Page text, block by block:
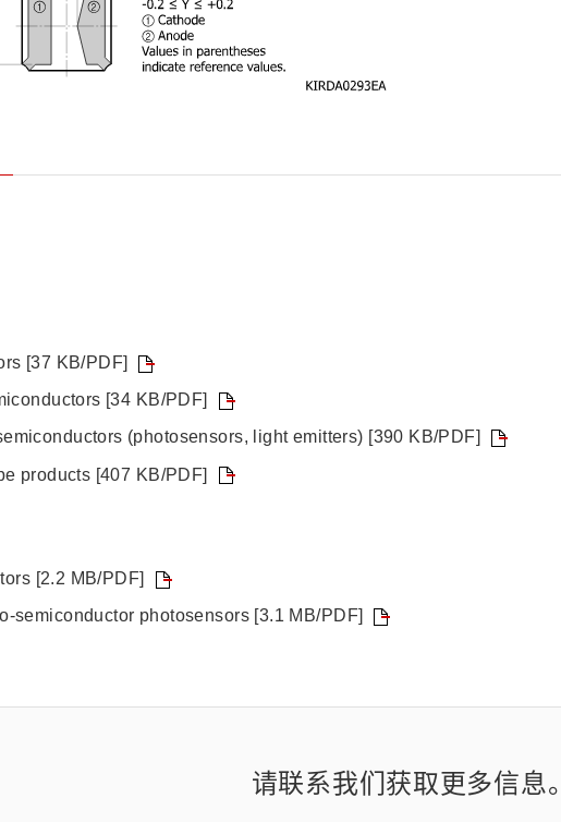
[37 KB/PDF]
[34 KB/PDF]
(photosensors, light emitters) [390 KB/PDF]
products [407 KB/PDF]
[2.2 MB/PDF]
semiconductor photosensors [3.1 MB/PDF]
请联系我们获取更多信息。